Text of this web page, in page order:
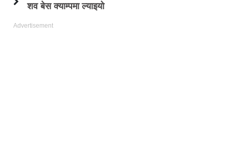
शव बेस क्याम्पमा ल्याइयो